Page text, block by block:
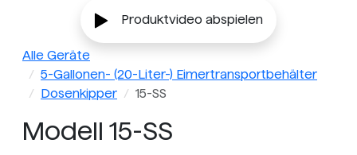
Produktvideo abspielen
Alle Geräte
5-Gallonen- (20-Liter-) Eimertransportbehälter
Dosenkipper
15-SS
Modell 15-SS